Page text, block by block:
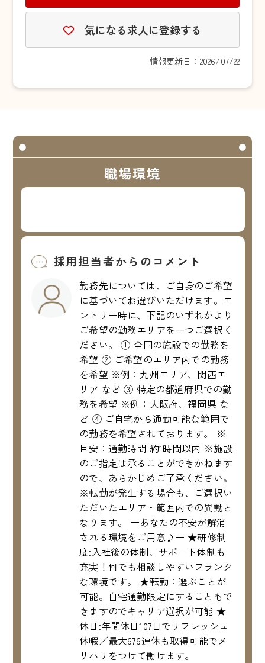
気になる求人に登録する
情報更新日：2026/07/22
職場環境
採用担当者からのコメント
勤務先については、ご自身のご希望
に基づいてお選びいただけます。エ
ントリー時に、下記のいずれかより
ご希望の勤務エリアを一つご選択く
ださい。 ① 全国の施設での勤務を
希望 ② ご希望のエリア内での勤務
を希望 ※例：九州エリア、関西エ
リア など ③ 特定の都道府県での勤
務を希望 ※例：大阪府、福岡県 な
ど ④ ご自宅から通勤可能な範囲で
の勤務を希望されております。 ※
目安：通勤時間 約1時間以内 ※施設
のご指定は承ることができかねます
ので、あらかじめご了承ください。
※転勤が発生する場合も、ご選択い
ただいたエリア・範囲内での異動と
なります。 ーあなたの不安が解消
される環境をご用意♪ー ★研修制
度:入社後の体制、サポート体制も
充実！何でも相談しやすいフランク
な環境です。 ★転勤：選ぶことが
可能。自宅通勤限定にすることもで
きますのでキャリア選択が可能 ★
休日:年間休日107日でリフレッシュ
休暇／最大676連休も取得可能でメ
リハリをつけて働けます。